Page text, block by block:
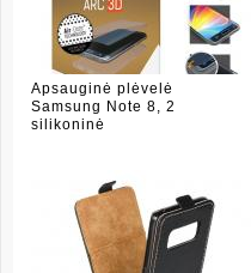
Apsauginė plėvelė
Samsung Note 8, 2
silikoninė